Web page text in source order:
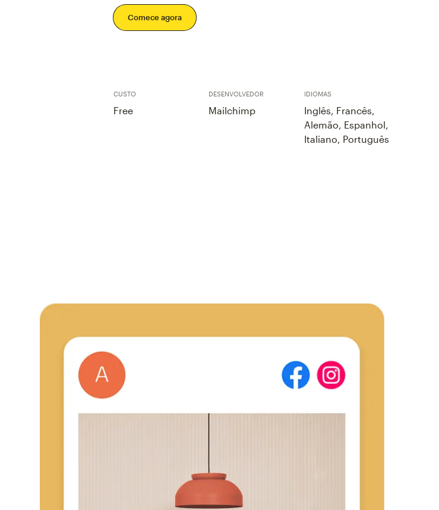
Comece agora
CUSTO
Free
DESENVOLVEDOR
Mailchimp
IDIOMAS
Inglês, Francês,
Alemão, Espanhol,
Italiano, Português